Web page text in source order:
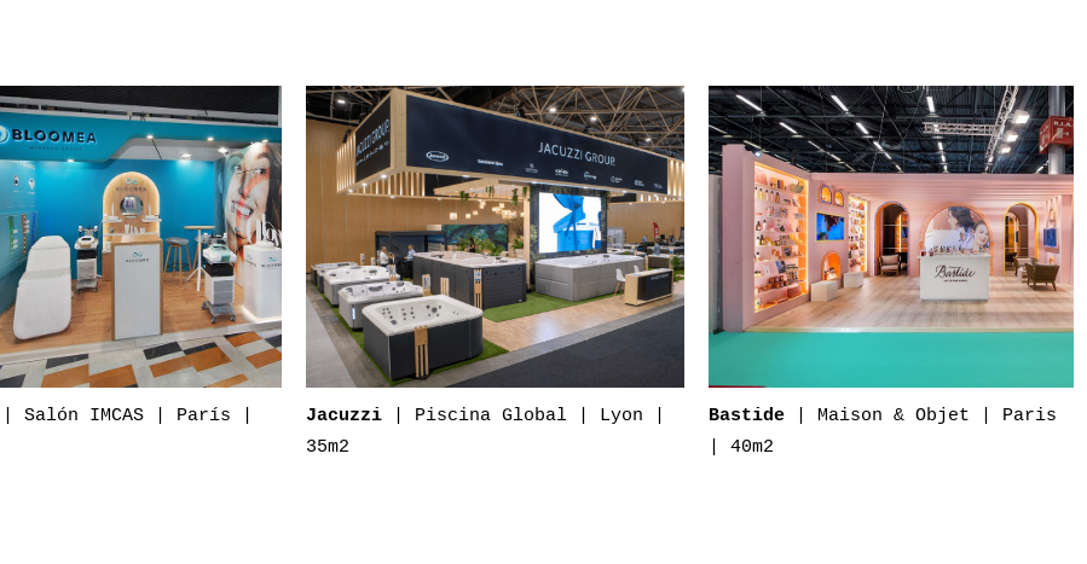
| Salón IMCAS | París |
Jacuzzi| Piscina Global | Lyon |
35m2
Bastide| Maison & Objet | Paris
| 40m2